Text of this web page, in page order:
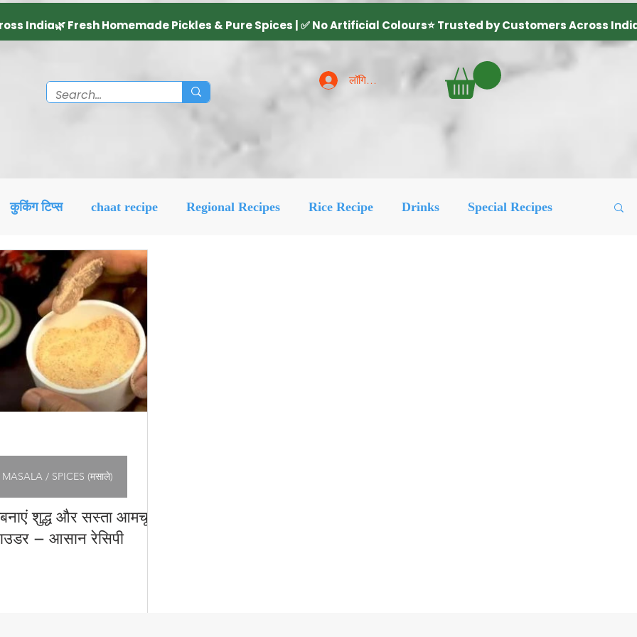
लॉगिन करें
कुकिंग टिप्स chaat recipe Regional Recipes Rice Recipe Drinks Special Recipes
Diwali Decoration Idea
रेसिपी Pickles & Achar Recipes
& Dips Papad, Chips & Fryums Recipes
शुद्ध और सस्ता आमचूर
– आसान रेसिपी
MASALA / SPICES (मसाले)